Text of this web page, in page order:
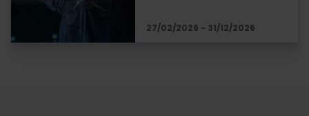
27/02/2026 - 31/12/2026